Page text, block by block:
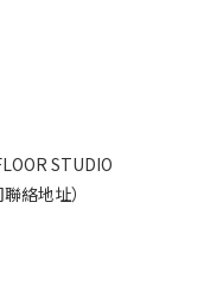
STUDIO
絡地址）